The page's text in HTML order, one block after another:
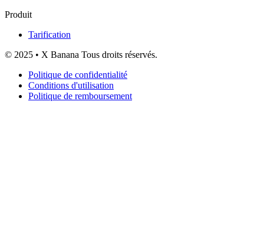
Produit
Tarification
© 2025 • X Banana Tous droits réservés.
Politique de confidentialité
Conditions d'utilisation
Politique de remboursement